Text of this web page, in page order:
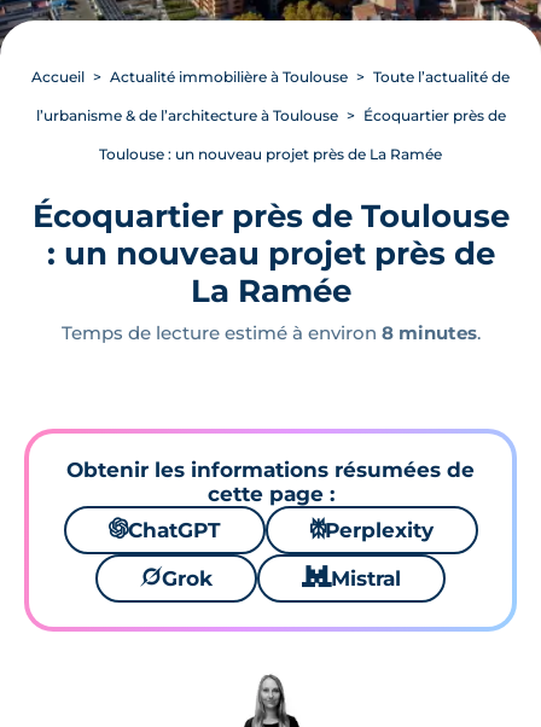
Accueil Actualité immobilière à Toulouse Toute l’actualité de
l’urbanisme & de l’architecture à Toulouse Écoquartier près de
Toulouse : un nouveau projet près de La Ramée
Écoquartier près de Toulouse
: un nouveau projet près de
La Ramée
Temps de lecture estimé à environ 8 minutes.
Obtenir les informations résumées de
cette page :
🌌ChatGPT ⚙Perplexity
🪐Grok 🐱 Mistral